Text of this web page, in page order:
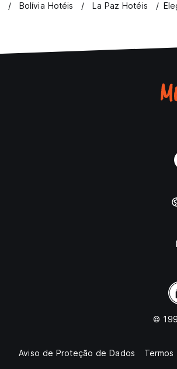
Bolívia Hotéis La Paz Hotéis
©
Aviso de Proteção de Dados Termos